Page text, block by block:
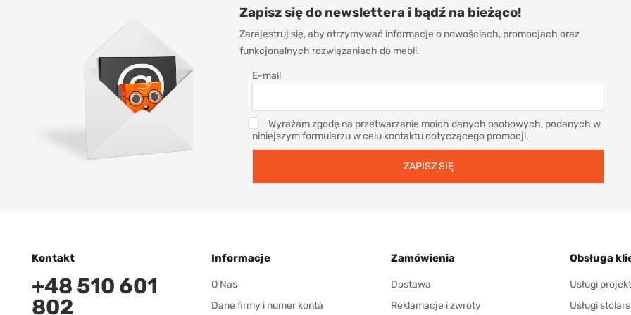
Zapisz się do newslettera i bądź na bieżąco!
Zarejestruj się, aby otrzymywać informacje o nowościach, promocjach oraz
funkcjonalnych rozwiązaniach do mebli.
E-mail
Wyrażam zgodę na przetwarzanie moich danych osobowych, podanych w
niniejszym formularzu w celu kontaktu dotyczącego promocji.
Kontakt
+48 510 601
802
Informacje
O Nas
Dane firmy i numer konta
Zamówienia
Dostawa
Reklamacje i zwroty
Obsługa
Usługi
Usługi